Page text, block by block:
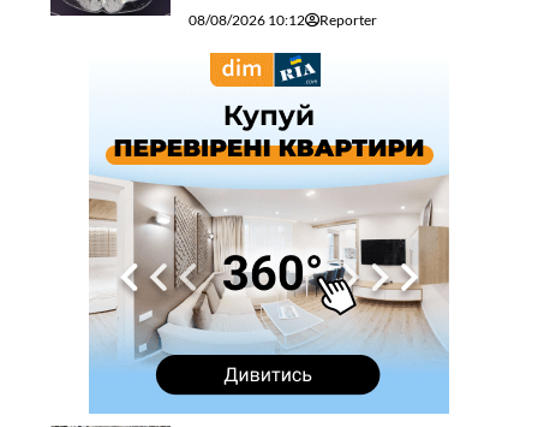
08/08/2026 10:12 Reporter